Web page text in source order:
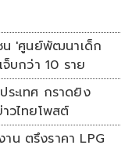
น 'ศูนย์พัฒนาเด็ก
บกว่า 10 ราย
ระเทศ กราดยิง
วไทยโพสต์
น ตรึงราคา LPG